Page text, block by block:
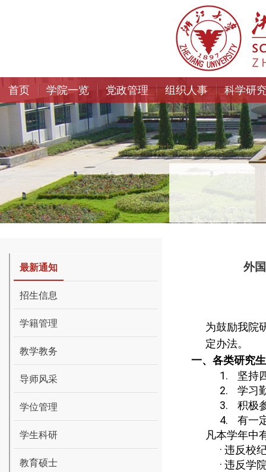
首页 学院一览 党政管理 组织人事 科学研
最新通知
招生信息
学籍管理
教学教务
导师风采
学位管理
学生科研
教育硕士
外
为鼓励我院
定办法。
一、各类研究
1.
坚持
2.
学习
3.
积极
4.
有一
凡本学年中
· 违反校
· 违反学